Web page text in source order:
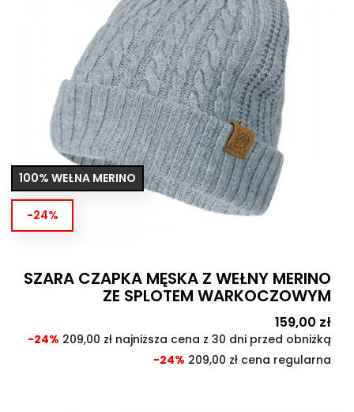
100% WEŁNA MERINO
-24%
SZARA CZAPKA MĘSKA Z WEŁNY MERINO
ZE SPLOTEM WARKOCZOWYM
Cena
159,00 zł
-24% 209,00 zł najniższa cena z 30 dni przed obniżką
-24% 209,00 zł cena regularna